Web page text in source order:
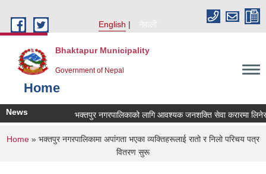
English
नेपाली
Bhaktapur Municipality
Government of Nepal
Home
News भक्तपुर नगरपालिकाको लागि आवश्यक जनशक्ति सेवा करारमा
You are here
Home » भक्तपुर नगरपालिकामा अपांगता भएका व्यक्तिहरूलाई रातो र निलो परिचय पत्र
वितरण सुरू